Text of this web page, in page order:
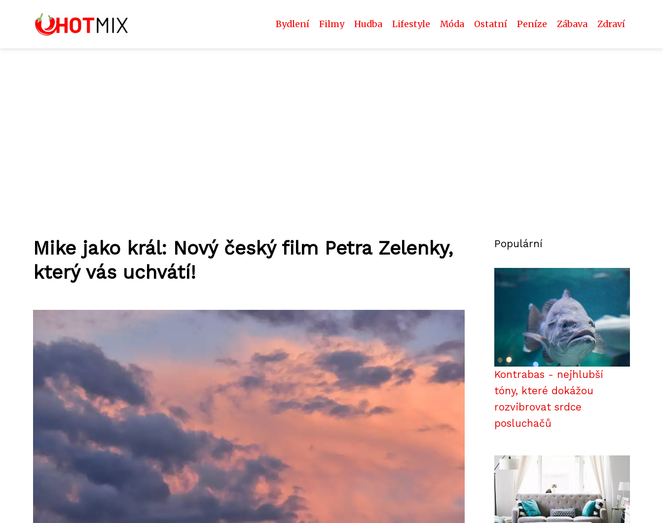
Bydlení Filmy Hudba Lifestyle Móda Ostatní Peníze Zábava Zdraví
Mike jako král: Nový český film Petra Zelenky,
který vás uchvátí!
Populární
Kontrabas - nejhlubší
tóny, které dokážou
rozvibrovat srdce
posluchačů